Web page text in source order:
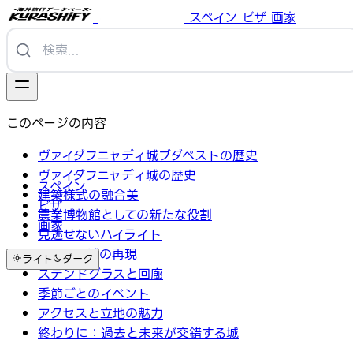
スペイン ビザ 画家
スペイン
ビザ
画家
ライト ダーク
このページの内容
ヴァイダフニャディ城ブダペストの歴史
ヴァイダフニャディ城の歴史
建築様式の融合美
農業博物館としての新たな役割
見逃せないハイライト
フニャド城の再現
ステンドグラスと回廊
季節ごとのイベント
アクセスと立地の魅力
終わりに：過去と未来が交錯する城